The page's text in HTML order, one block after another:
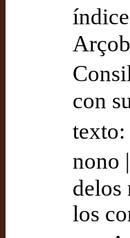
con
nono
delos
los